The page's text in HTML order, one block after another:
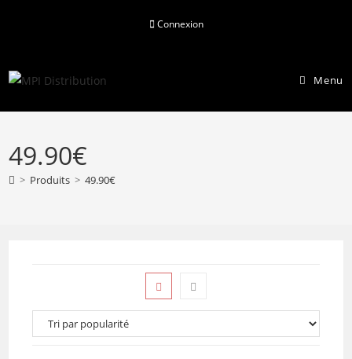
Connexion
Menu
49.90€
> Produits > 49.90€